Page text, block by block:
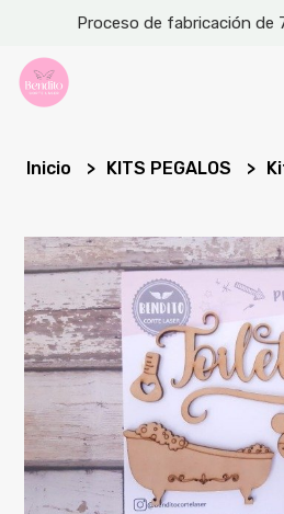
Proceso de fabricación de
Inicio KITS PEGALOS